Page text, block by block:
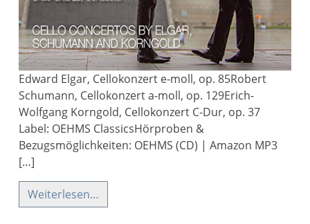
Edward Elgar, Cellokonzert e-moll, op. 85Robert
Schumann, Cellokonzert a-moll, op. 129Erich-
Wolfgang Korngold, Cellokonzert C-Dur, op. 37
Label: OEHMS ClassicsHörproben &
Bezugsmöglichkeiten: OEHMS (CD) | Amazon MP3
[…]
Weiterlesen…